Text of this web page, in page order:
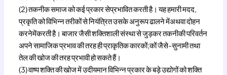
(2) तकनीक समाज को कई प्रकार सेप्रभावित करती है। यह हमारी मदद,
प्रकृति को विभिन्न तरीकों से नियंत्रित उसके अनुरूप ढालने मेंअथवा दोहन
करनेमेंकरती है। बाजार जैसी शक्तिशाली संस्था से जुड़कर तकनीकी परिवर्तन
अपने सामाजिक प्रभाव की तरह ही प्राकृतिक कारकों;कों जैसे-सुनामी तथा
तेल की खोज की तरह प्रभावी हो सकते हैं।
(3) वाष्प शक्ति की खोज में उदीयमान विभिन्न प्रकार के बड़े उद्योगों को शक्ति